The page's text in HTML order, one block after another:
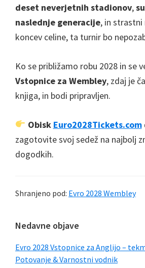
deset neverjetnih stadionov,
naslednje generacije, in strastni
koncev celine, ta turnir bo
Ko se približamo robu 2028 in se
Vstopnice za Wembley, zdaj je
knjiga, in bodi pripravljen.
Obisk Euro2028Tickets.com
zagotovite svoj sedež na najbolj
dogodkih.
Shranjeno pod: Evro 2028 Wembley
Primarna
stranska
vrstica
Nedavne objave
Evro 2028 Vstopnice za Anglijo –
Potovanje & Varnostni vodnik